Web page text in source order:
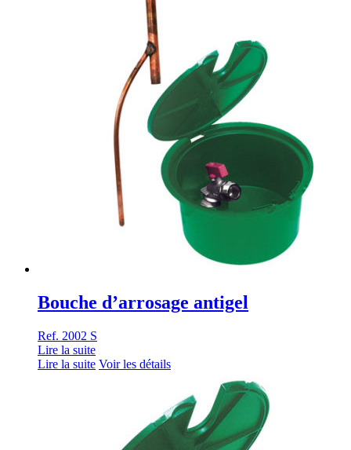
Bouche d’arrosage antigel
Ref. 2002 S
Lire la suite
Lire la suite Voir les détails